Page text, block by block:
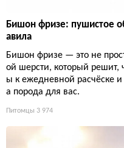
Бишон фризе: пушистое
авила
Бишон фризе — это не
ой шерсти, который решит,
ы к ежедневной расчёске
а порода для вас.
Питомцы 3 974